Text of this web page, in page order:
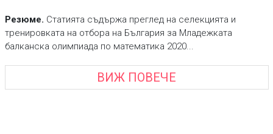
Резюме. Статията съдържа преглед на селекцията и
тренировката на отбора на България за Младежката
балканска олимпиада по математика 2020...
ВИЖ ПОВЕЧЕ